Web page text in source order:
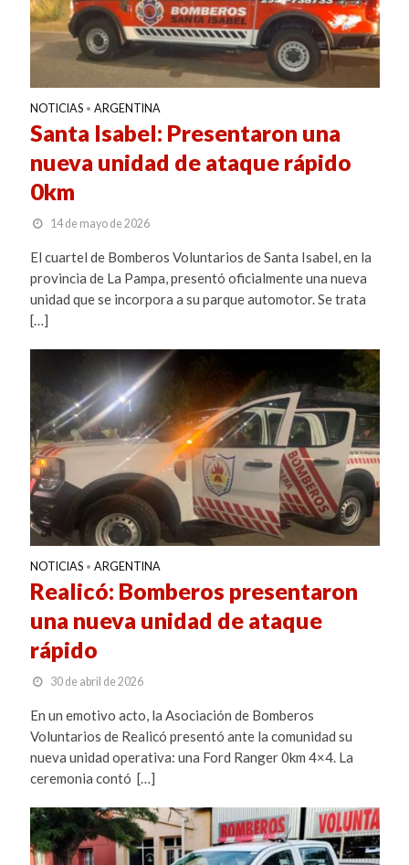
NOTICIAS • ARGENTINA
Santa Isabel: Presentaron una
nueva unidad de ataque rápido
0km
14 de mayo de 2026
El cuartel de Bomberos Voluntarios de Santa Isabel, en la
provincia de La Pampa, presentó oficialmente una nueva
unidad que se incorpora a su parque automotor. Se trata
[…]
NOTICIAS • ARGENTINA
Realicó: Bomberos presentaron
una nueva unidad de ataque
rápido
30 de abril de 2026
En un emotivo acto, la Asociación de Bomberos
Voluntarios de Realicó presentó ante la comunidad su
nueva unidad operativa: una Ford Ranger 0km 4×4. La
ceremonia contó […]